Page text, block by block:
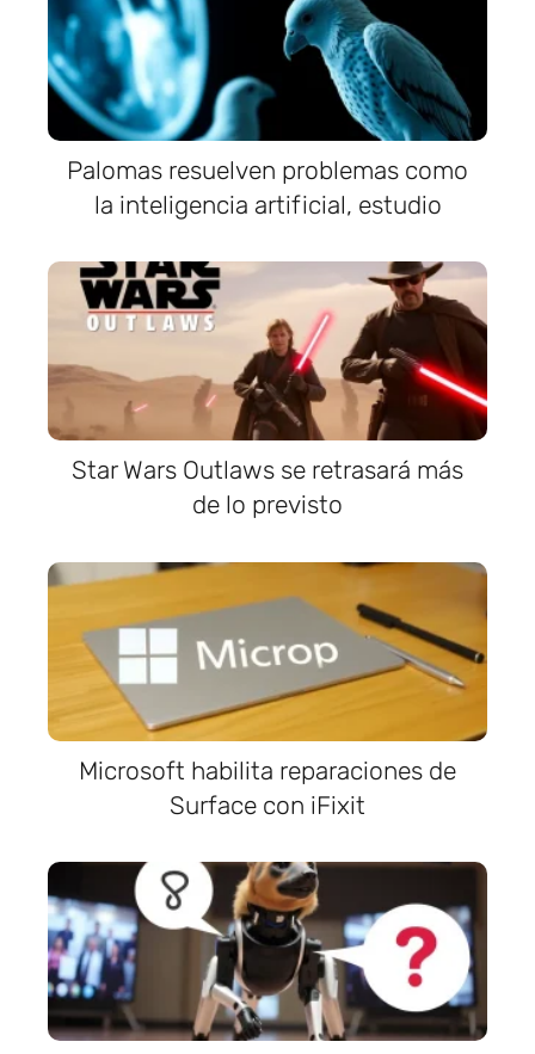
Palomas resuelven problemas como
la inteligencia artificial, estudio
Star Wars Outlaws se retrasará más
de lo previsto
Microsoft habilita reparaciones de
Surface con iFixit